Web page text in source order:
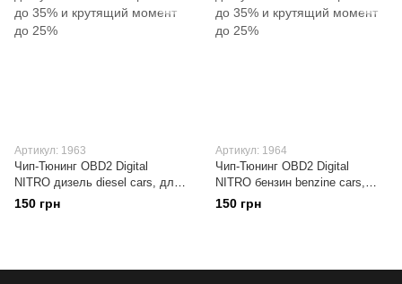
Артикул: 1963
Чип-Тюнинг OBD2 Digital
NITRO дизель diesel cars, для
увеличение мощности до 35%
и крутящий момент до 25%
150 грн
Артикул: 1964
Чип-Тюнинг OBD2 Digital
NITRO бензин benzine cars,
для увеличение мощности до
35% и крутящий момент до
150 грн